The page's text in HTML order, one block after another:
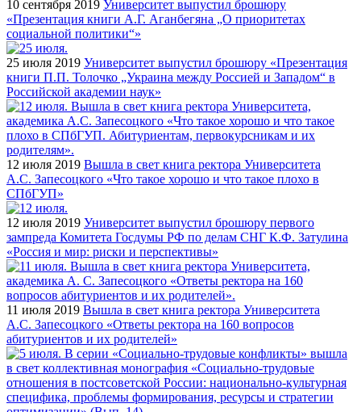
10 сентября 2019 Университет выпустил брошюру
«Презентация книги А.Г. Аганбегяна „О приоритетах
социальной политики“»
25 июля 2019 Университет выпустил брошюру «Презентация
книги П.П. Толочко „Украина между Россией и Западом“ в
Российской академии наук»
12 июля 2019 Вышла в свет книга ректора Университета
А.С. Запесоцкого «Что такое хорошо и что такое плохо в
СПбГУП»
12 июля 2019 Университет выпустил брошюру первого
зампреда Комитета Госдумы РФ по делам СНГ К.Ф. Затулина
«Россия и мир: риски и перспективы»
11 июля 2019 Вышла в свет книга ректора Университета
А.С. Запесоцкого «Ответы ректора на 160 вопросов
абитуриентов и их родителей»